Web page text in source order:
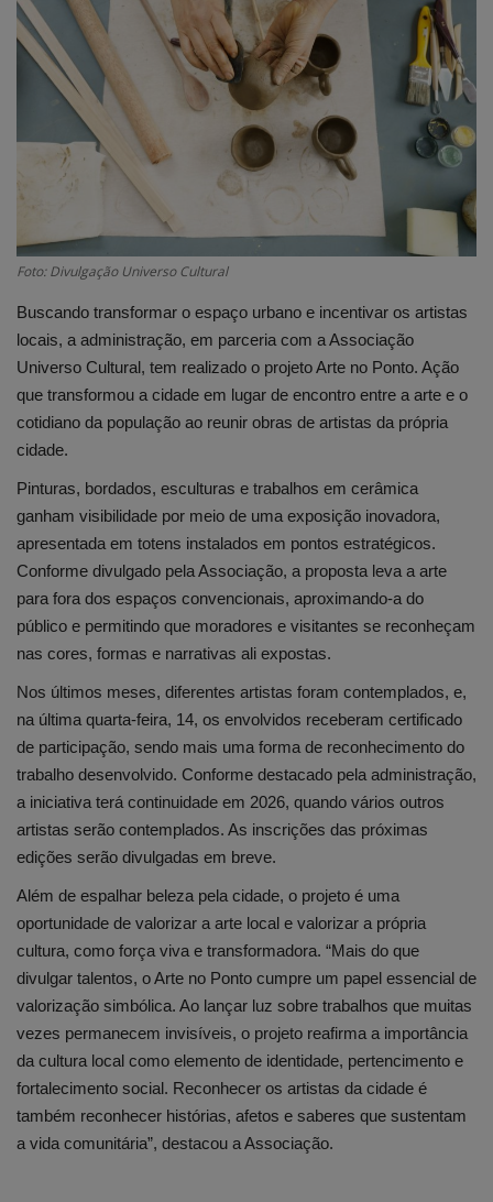
Edições em PDF
Foto: Divulgação Universo Cultural
Buscando transformar o espaço urbano e incentivar os artistas
locais, a administração, em parceria com a Associação
Universo Cultural, tem realizado o projeto Arte no Ponto. Ação
que transformou a cidade em lugar de encontro entre a arte e o
cotidiano da população ao reunir obras de artistas da própria
cidade.
Pinturas, bordados, esculturas e trabalhos em cerâmica
ganham visibilidade por meio de uma exposição inovadora,
apresentada em totens instalados em pontos estratégicos.
Conforme divulgado pela Associação, a proposta leva a arte
para fora dos espaços convencionais, aproximando-a do
público e permitindo que moradores e visitantes se reconheçam
nas cores, formas e narrativas ali expostas.
Nos últimos meses, diferentes artistas foram contemplados, e,
na última quarta-feira, 14, os envolvidos receberam certificado
de participação, sendo mais uma forma de reconhecimento do
trabalho desenvolvido. Conforme destacado pela administração,
a iniciativa terá continuidade em 2026, quando vários outros
artistas serão contemplados. As inscrições das próximas
edições serão divulgadas em breve.
Além de espalhar beleza pela cidade, o projeto é uma
oportunidade de valorizar a arte local e valorizar a própria
cultura, como força viva e transformadora. “Mais do que
divulgar talentos, o Arte no Ponto cumpre um papel essencial de
valorização simbólica. Ao lançar luz sobre trabalhos que muitas
vezes permanecem invisíveis, o projeto reafirma a importância
da cultura local como elemento de identidade, pertencimento e
fortalecimento social. Reconhecer os artistas da cidade é
também reconhecer histórias, afetos e saberes que sustentam
a vida comunitária”, destacou a Associação.